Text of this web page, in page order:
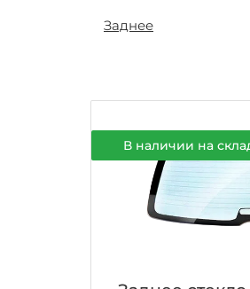
Заднее
В наличии на